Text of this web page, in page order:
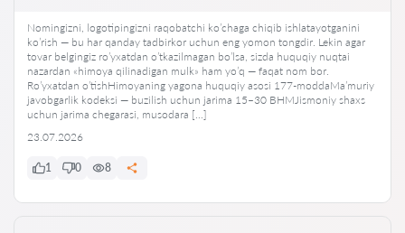
Nomingizni, logotipingizni raqobatchi ko’chaga chiqib ishlatayotganini
ko’rish — bu har qanday tadbirkor uchun eng yomon tongdir. Lekin agar
tovar belgingiz ro’yxatdan o’tkazilmagan bo’lsa, sizda huquqiy nuqtai
nazardan «himoya qilinadigan mulk» ham yo’q — faqat nom bor.
Ro’yxatdan o’tishHimoyaning yagona huquqiy asosi 177-moddaMa’muriy
javobgarlik kodeksi — buzilish uchun jarima 15–30 BHMJismoniy shaxs
uchun jarima chegarasi, musodara […]
23.07.2026
1 0 8